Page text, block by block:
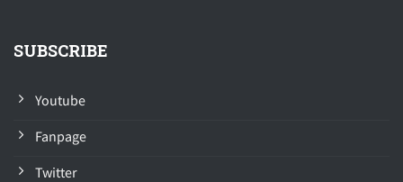
SUBSCRIBE
Youtube
Fanpage
Twitter